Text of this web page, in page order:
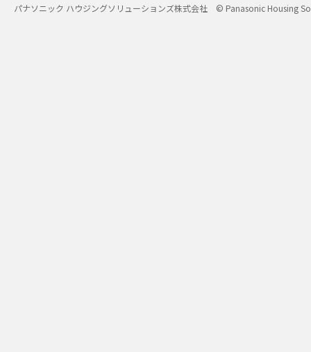
パナソニック ハウジングソリューションズ株式会社
© Panasonic Housing